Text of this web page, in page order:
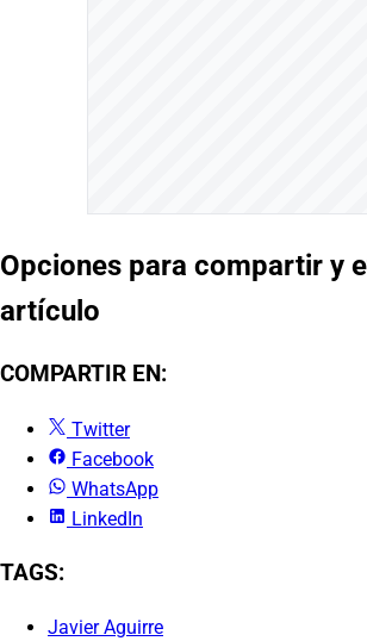
Opciones para compartir y
artículo
COMPARTIR EN:
Twitter
Facebook
WhatsApp
LinkedIn
TAGS:
Javier Aguirre